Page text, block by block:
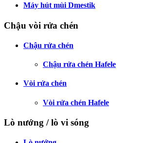
Máy hút mùi Dmestik
Chậu vòi rửa chén
Chậu rửa chén
Chậu rửa chén Hafele
Vòi rửa chén
Vòi rửa chén Hafele
Lò nướng / lò vi sóng